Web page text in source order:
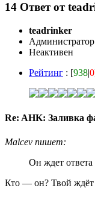
14 Ответ от
teadrinker
Администратор
Неактивен
Рейтинг : [938|0
Re: AHK: Заливка
Malcev пишет:
Он ждет ответа
Кто — он? Твой ждёт